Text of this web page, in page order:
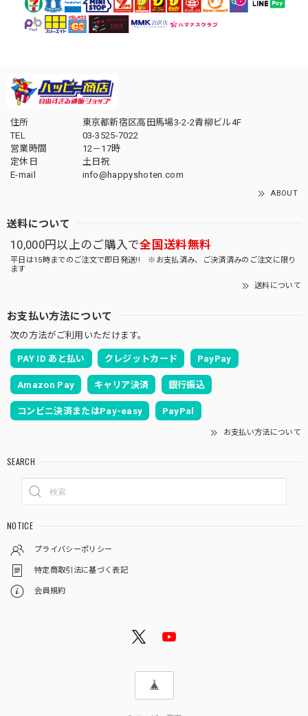
住所
東京都新宿区高田馬場3-2-2青柳ビル4F
TEL
03-3525-7022
営業時間
12－17時
定休日
土日祝
E-mail
info@happyshoten.com
ABOUT
送料について
10,000円以上のご購入で全国送料無料
平日は15時までのご注文で即日発送!! ※お支払済み、ご決済済みのご注文に限り
ます
送料について
お支払い方法について
次の方法がご利用いただけます。
PAY ID あと払い クレジットカード PayPay
Amazon Pay キャリア決済 銀行振込
コンビニ決済またはPay-easy PayPal
お支払い方法について
SEARCH
NOTICE
プライバシーポリシー
特定商取引法に基づく表記
会員規約